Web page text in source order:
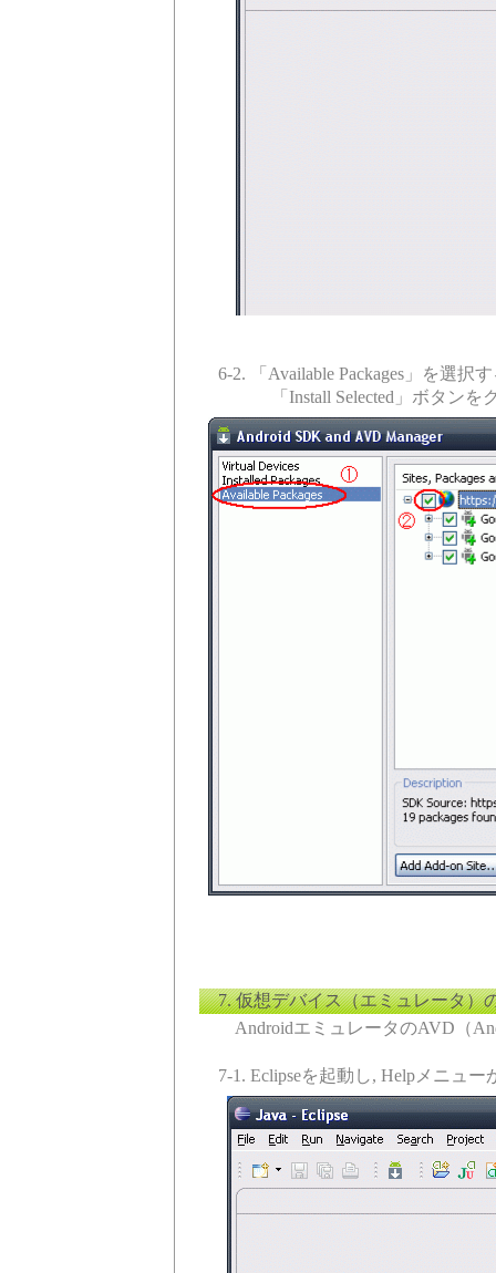
6-2. 「Available Packages」を選択
「Install Selected」ボタンをク
7. 仮想デバイス（エミュレータ）
AndroidエミュレータのAVD（
7-1. Eclipseを起動し, Helpメニュー